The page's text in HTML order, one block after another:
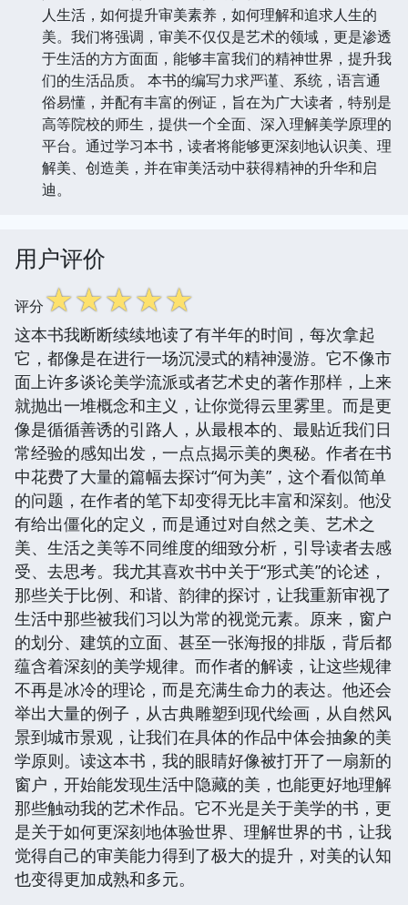
人生活，如何提升审美素养，如何理解和追求人生的
美。我们将强调，审美不仅仅是艺术的领域，更是渗透
于生活的方方面面，能够丰富我们的精神世界，提升我
们的生活品质。 本书的编写力求严谨、系统，语言通
俗易懂，并配有丰富的例证，旨在为广大读者，特别是
高等院校的师生，提供一个全面、深入理解美学原理的
平台。通过学习本书，读者将能够更深刻地认识美、理
解美、创造美，并在审美活动中获得精神的升华和启
迪。
用户评价
评分☆☆☆☆☆
这本书我断断续续地读了有半年的时间，每次拿起
它，都像是在进行一场沉浸式的精神漫游。它不像市
面上许多谈论美学流派或者艺术史的著作那样，上来
就抛出一堆概念和主义，让你觉得云里雾里。而是更
像是循循善诱的引路人，从最根本的、最贴近我们日
常经验的感知出发，一点点揭示美的奥秘。作者在书
中花费了大量的篇幅去探讨“何为美”，这个看似简单
的问题，在作者的笔下却变得无比丰富和深刻。他没
有给出僵化的定义，而是通过对自然之美、艺术之
美、生活之美等不同维度的细致分析，引导读者去感
受、去思考。我尤其喜欢书中关于“形式美”的论述，
那些关于比例、和谐、韵律的探讨，让我重新审视了
生活中那些被我们习以为常的视觉元素。原来，窗户
的划分、建筑的立面、甚至一张海报的排版，背后都
蕴含着深刻的美学规律。而作者的解读，让这些规律
不再是冰冷的理论，而是充满生命力的表达。他还会
举出大量的例子，从古典雕塑到现代绘画，从自然风
景到城市景观，让我们在具体的作品中体会抽象的美
学原则。读这本书，我的眼睛好像被打开了一扇新的
窗户，开始能发现生活中隐藏的美，也能更好地理解
那些触动我的艺术作品。它不光是关于美学的书，更
是关于如何更深刻地体验世界、理解世界的书，让我
觉得自己的审美能力得到了极大的提升，对美的认知
也变得更加成熟和多元。